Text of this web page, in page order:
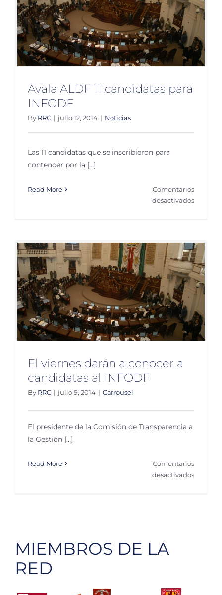
Avala ALDF 11 candidatas para
INFODF
By RRC | julio 12, 2014 | Noticias
Las 11 candidatas que se inscribieron para
contender por la [...]
Read More
Comentarios
desactivadosen
para
INFODF
El viernes darán a conocer a
candidatas al INFODF
By RRC | julio 9, 2014 | Carrousel
El presidente de la Comisión de Transparencia a
la Gestión [...]
Read More
Comentarios
desactivadosen
MIEMBROS DE LA
RED